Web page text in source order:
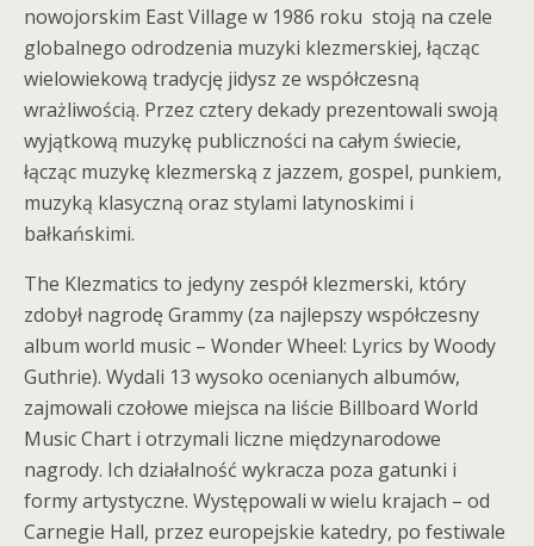
nowojorskim East Village w 1986 roku stoją na czele
globalnego odrodzenia muzyki klezmerskiej, łącząc
wielowiekową tradycję jidysz ze współczesną
wrażliwością. Przez cztery dekady prezentowali swoją
wyjątkową muzykę publiczności na całym świecie,
łącząc muzykę klezmerską z jazzem, gospel, punkiem,
muzyką klasyczną oraz stylami latynoskimi i
bałkańskimi.
The Klezmatics to jedyny zespół klezmerski, który
zdobył nagrodę Grammy (za najlepszy współczesny
album world music – Wonder Wheel: Lyrics by Woody
Guthrie). Wydali 13 wysoko ocenianych albumów,
zajmowali czołowe miejsca na liście Billboard World
Music Chart i otrzymali liczne międzynarodowe
nagrody. Ich działalność wykracza poza gatunki i
formy artystyczne. Występowali w wielu krajach – od
Carnegie Hall, przez europejskie katedry, po festiwale